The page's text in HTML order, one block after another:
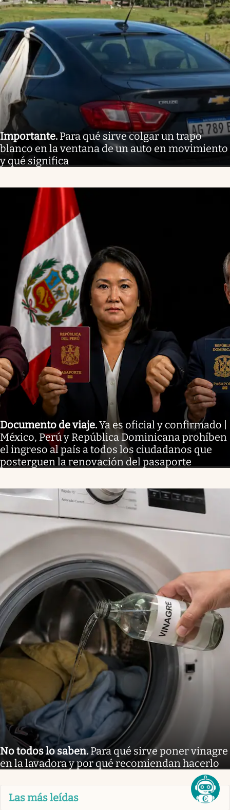
Importante. Para qué sirve colgar un trapo
blanco en la ventana de un auto en movimiento
y qué significa
Documento de viaje.Ya es oficial y confirmado |
México, Perú y República Dominicana prohíben
el ingreso al país a todos los ciudadanos que
posterguen la renovación del pasaporte
No todos lo saben. Para qué sirve poner vinagre
en la lavadora y por qué recomiendan hacerlo
Las más leídas